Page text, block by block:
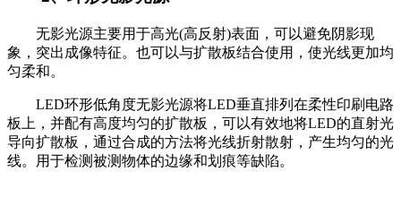
无影光源主要用于高光(高反射)表面，可以避免阴影现
象，突出成像特征。也可以与扩散板结合使用，使光线更加均
匀柔和。
LED环形低角度无影光源将LED垂直排列在柔性印刷电路
板上，并配有高度均匀的扩散板，可以有效地将LED的直射光
导向扩散板，通过合成的方法将光线折射散射，产生均匀的光
线。用于检测被测物体的边缘和划痕等缺陷。